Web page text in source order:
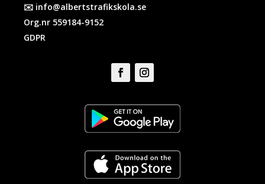
✉️ info@albertstrafikskola.se
Org.nr 559184-9152
GDPR